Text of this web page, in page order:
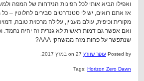
אז אתם רואים, יש לי סטנדרטים סבירים לחלוטין –
מקורית וכיפית, עולם מעניין, עלילה מרכזית טובה,
ואם אפשר גם דמות ראשית לא גנרית זה יהיה נחמד.
שנתפשר על פחות מזה ממשחקי AAA?
Posted by עופר שוורץ
Tags: Horizon Zero Dawn